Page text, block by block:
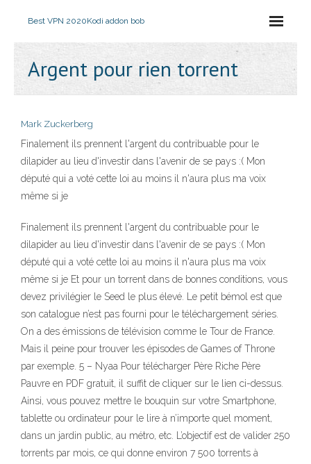
Best VPN 2020Kodi addon bob
Argent pour rien torrent
Mark Zuckerberg
Finalement ils prennent l'argent du contribuable pour le
dilapider au lieu d'investir dans l'avenir de se pays :( Mon
député qui a voté cette loi au moins il n'aura plus ma voix
même si je
Finalement ils prennent l'argent du contribuable pour le
dilapider au lieu d'investir dans l'avenir de se pays :( Mon
député qui a voté cette loi au moins il n'aura plus ma voix
même si je Et pour un torrent dans de bonnes conditions, vous
devez privilégier le Seed le plus élevé. Le petit bémol est que
son catalogue n’est pas fourni pour le téléchargement séries.
On a des émissions de télévision comme le Tour de France.
Mais il peine pour trouver les épisodes de Games of Throne
par exemple. 5 – Nyaa Pour télécharger Père Riche Père
Pauvre en PDF gratuit, il suffit de cliquer sur le lien ci-dessus.
Ainsi, vous pouvez mettre le bouquin sur votre Smartphone,
tablette ou ordinateur pour le lire à n’importe quel moment,
dans un jardin public, au métro, etc. L’objectif est de valider 250
torrents par mois, ce qui donne environ 7 500 torrents à